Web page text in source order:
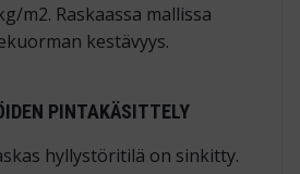
m2. Raskaassa mallissa
kestävyys.
PINTAKÄSITTELY
hyllystöritilä on sinkitty.